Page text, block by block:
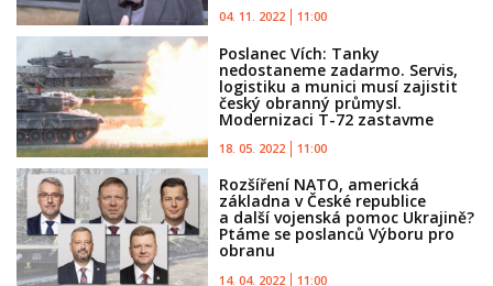
04. 11. 2022 11:00
Poslanec Vích: Tanky
nedostaneme zadarmo. Servis,
logistiku a munici musí zajistit
český obranný průmysl.
Modernizaci T-72 zastavme
18. 05. 2022 11:00
Rozšíření NATO, americká
základna v České republice
a další vojenská pomoc Ukrajině?
Ptáme se poslanců Výboru pro
obranu
14. 04. 2022 11:00